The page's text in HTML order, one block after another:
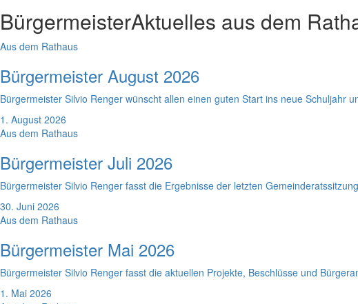
BürgermeisterAktuelles aus dem
Aus dem Rathaus
Bürgermeister August 2026
Bürgermeister Silvio Renger wünscht allen einen guten Start ins neue Schuljahr
1. August 2026
Aus dem Rathaus
Bürgermeister Juli 2026
Bürgermeister Silvio Renger fasst die Ergebnisse der letzten
30. Juni 2026
Aus dem Rathaus
Bürgermeister Mai 2026
Bürgermeister Silvio Renger fasst die aktuellen Projekte, Beschlüsse und
1. Mai 2026